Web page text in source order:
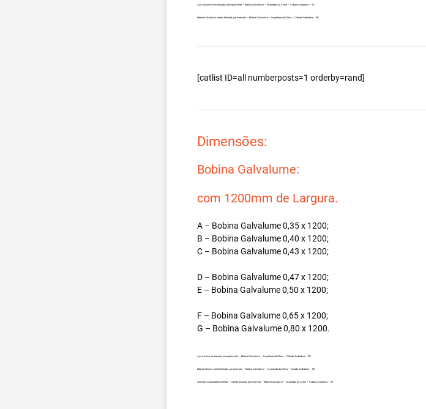
Aço Galvalume no atacado, principalmente – Bobina Galvalume – Importada da China – Cidade Andradina – SP.
Bobina Galvalume carreta fechada, por exemplo – Bobina Galvalume – Importada da China – Cidade Andradina – SP.
[catlist ID=all numberposts=1 orderby=rand]
Dimensões:
Bobina Galvalume:
com 1200mm de Largura.
A – Bobina Galvalume 0,35 x 1200;
B – Bobina Galvalume 0,40 x 1200;
C – Bobina Galvalume 0,43 x 1200;
D – Bobina Galvalume 0,47 x 1200;
E – Bobina Galvalume 0,50 x 1200;
F – Bobina Galvalume 0,65 x 1200;
G – Bobina Galvalume 0,80 x 1200.
Aço Aluzinc no atacado, principalmente – Bobina Galvalume – Importada da China – Cidade Andradina – SP.
Bobina Aluzinc carreta fechada, por exemplo – Bobina Galvalume – Importada da China – Cidade Andradina – SP.
Galvalume para fabricar telhas – carreta fechada, por exemplo – Bobina Galvalume – Importada da China – Cidade Andradina – SP.